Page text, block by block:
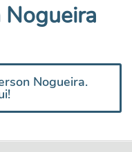
Nogueira
Nogueira.